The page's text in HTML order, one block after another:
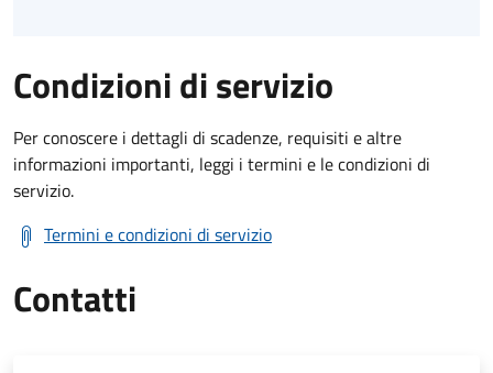
Condizioni di servizio
Per conoscere i dettagli di scadenze, requisiti e altre
informazioni importanti, leggi i termini e le condizioni di
servizio.
Termini e condizioni di servizio
Contatti